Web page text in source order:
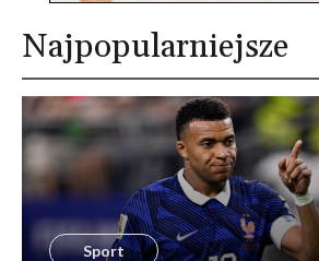
Najpopularniejsze
Sport